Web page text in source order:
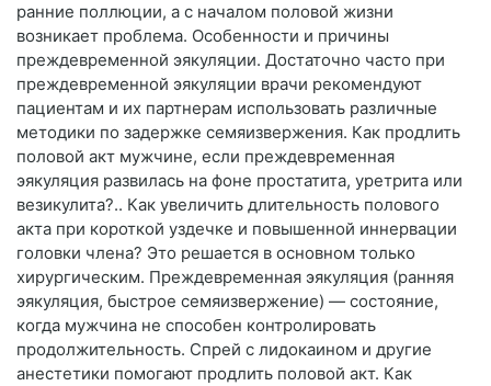
ранние поллюции, а с началом половой жизни
возникает проблема. Особенности и причины
преждевременной эякуляции. Достаточно часто при
преждевременной эякуляции врачи рекомендуют
пациентам и их партнерам использовать различные
методики по задержке семяизвержения. Как продлить
половой акт мужчине, если преждевременная
эякуляция развилась на фоне простатита, уретрита или
везикулита?.. Как увеличить длительность полового
акта при короткой уздечке и повышенной иннервации
головки члена? Это решается в основном только
хирургическим. Преждевременная эякуляция (ранняя
эякуляция, быстрое семяизвержение) — состояние,
когда мужчина не способен контролировать
продолжительность. Спрей с лидокаином и другие
анестетики помогают продлить половой акт. Как